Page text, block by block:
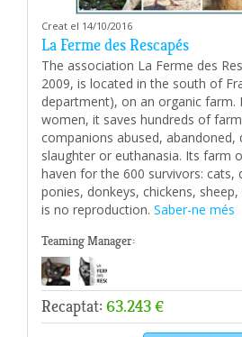
Creat el 14/10/2016
La Ferme des Rescapés
The association La Ferme des
2009, is located in the south of
department), on an organic farm.
women, it saves hundreds of
companions abused, abandoned,
slaughter or euthanasia. Its farm
haven for the 600 survivors: cats,
ponies, donkeys, chickens,
is no reproduction. Saber-ne més
Teaming Manager:
Recaptat: 63.243 €